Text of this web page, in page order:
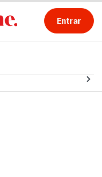
Entrar